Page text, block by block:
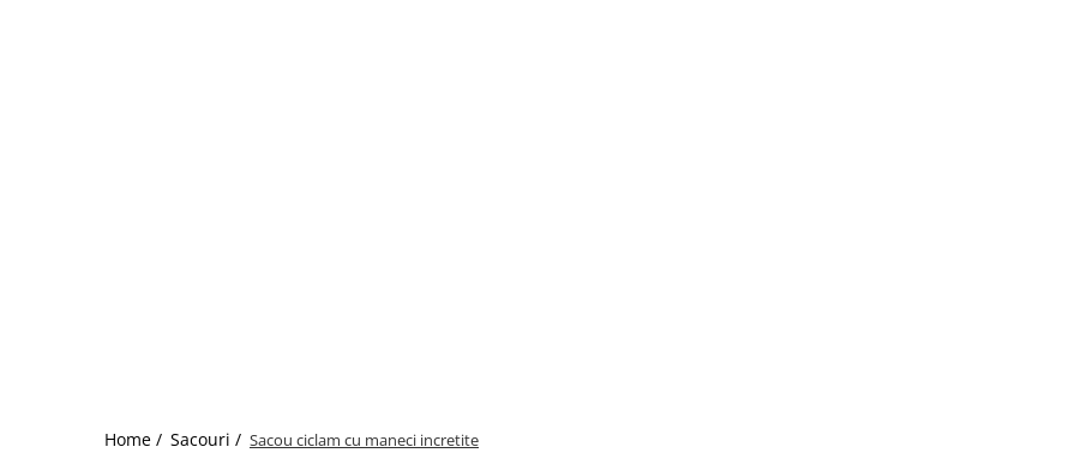
Home / Sacouri / Sacou ciclam cu maneci incretite